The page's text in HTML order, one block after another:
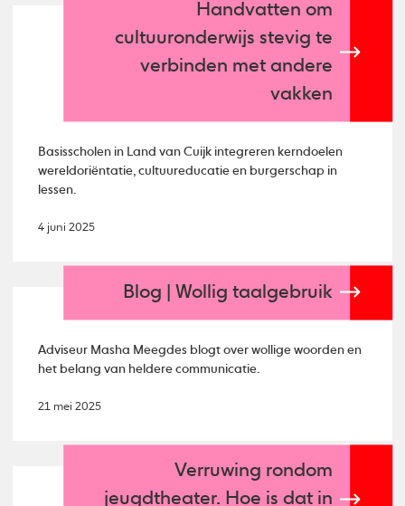
Handvatten om
cultuuronderwijs stevig te
verbinden met andere
vakken
Basisscholen in Land van Cuijk integreren kerndoelen
wereldoriëntatie, cultuureducatie en burgerschap in
lessen.
4 juni 2025
Blog | Wollig taalgebruik
Adviseur Masha Meegdes blogt over wollige woorden en
het belang van heldere communicatie.
21 mei 2025
Verruwing rondom
jeugdtheater. Hoe is dat in